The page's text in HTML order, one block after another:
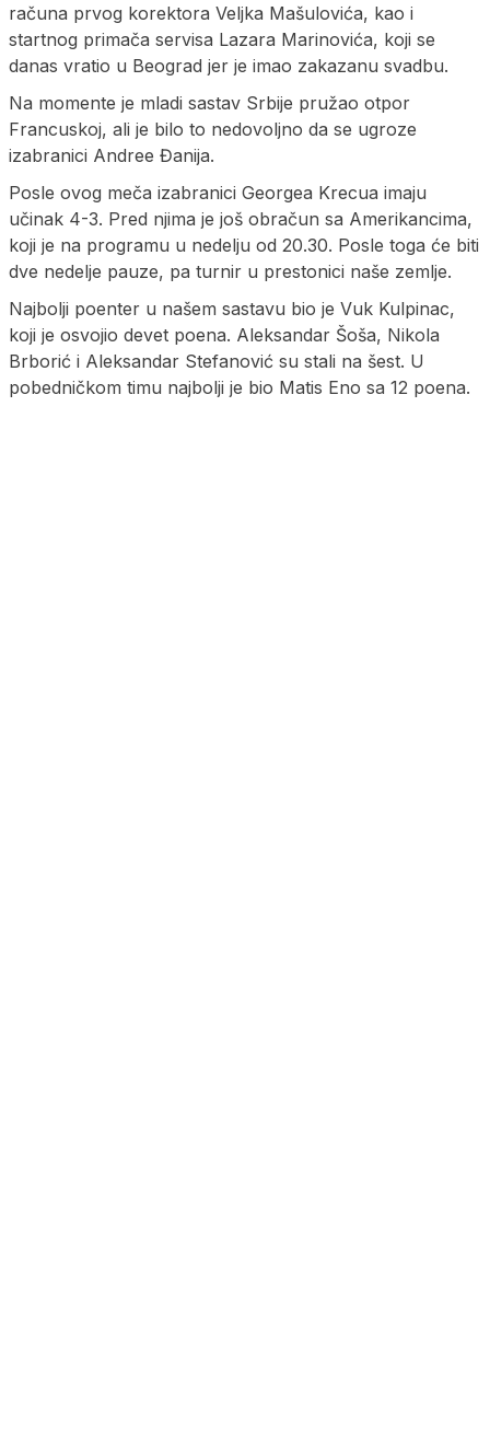
računa prvog korektora Veljka Mašulovića, kao i
startnog primača servisa Lazara Marinovića, koji se
danas vratio u Beograd jer je imao zakazanu svadbu.
Na momente je mladi sastav Srbije pružao otpor
Francuskoj, ali je bilo to nedovoljno da se ugroze
izabranici Andree Đanija.
Posle ovog meča izabranici Georgea Krecua imaju
učinak 4-3. Pred njima je još obračun sa Amerikancima,
koji je na programu u nedelju od 20.30. Posle toga će biti
dve nedelje pauze, pa turnir u prestonici naše zemlje.
Najbolji poenter u našem sastavu bio je Vuk Kulpinac,
koji je osvojio devet poena. Aleksandar Šoša, Nikola
Brborić i Aleksandar Stefanović su stali na šest. U
pobedničkom timu najbolji je bio Matis Eno sa 12 poena.